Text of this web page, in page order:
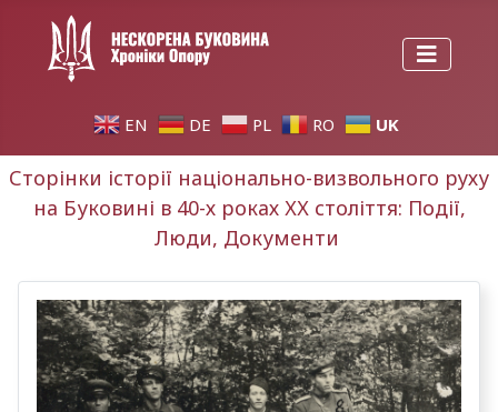
EN DE PL RO UK
Сторінки історії національно-визвольного руху
на Буковині в 40-х роках ХХ століття: Події,
Люди, Документи